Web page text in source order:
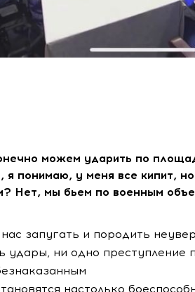
можем ударить по
я понимаю, у меня все кипит,
Нет, мы бьем по военным
запугать и породить
удары, ни одно преступление
настолько